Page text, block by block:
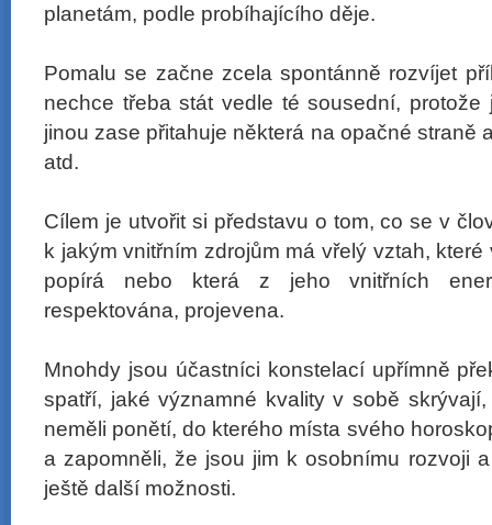
planetám, podle probíhajícího děje.
Pomalu se začne zcela spontánně rozvíjet
nechce třeba stát vedle té sousední,
jinou zase přitahuje některá na opačné straně
atd.
Cílem je utvořit si představu o tom, co se v
k jakým vnitřním zdrojům má vřelý vztah,
popírá nebo která z jeho vnitřních
respektována, projevena.
Mnohdy jsou účastníci konstelací upřímně
spatří, jaké významné kvality v sobě
neměli ponětí, do kterého místa svého
a zapomněli, že jsou jim k osobnímu rozvoji
ještě další možnosti.